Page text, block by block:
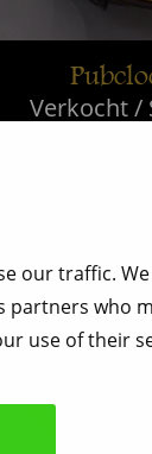
our traffic.
partners who
use of their
Verkocht /